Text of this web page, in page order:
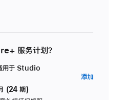
服务计划？
用于 Studio
(24 期)
添加